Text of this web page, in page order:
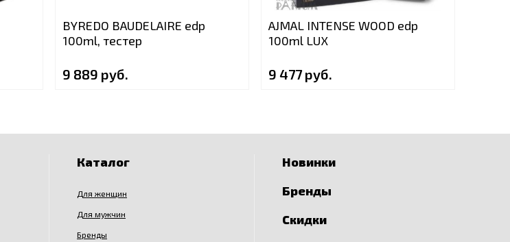
BYREDO BAUDELAIRE edp
100ml, тестер
9 889 руб.
AJMAL INTENSE WOOD edp
100ml LUX
9 477 руб.
Каталог
Для женщин
Для мужчин
Бренды
Новинки
Бренды
Скидки